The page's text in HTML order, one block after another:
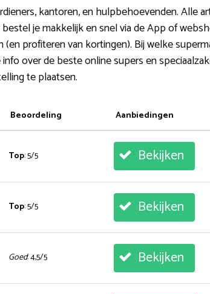
kantoren, en hulpbehoevenden. Alle
je makkelijk en snel via de App of
profiteren van kortingen). Bij welke
over de beste online supers en
te plaatsen.
Beoordeling Aanbiedingen
Top: 5/5 Bekijken
Top: 5/5 Bekijken
Goed: 4,5/5 Bekijken